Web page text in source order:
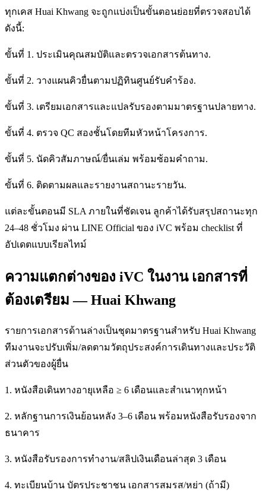
ทุกเคส Huai Khwang จะถูกแบ่งเป็นขั้นตอนย่อยที่ตรวจสอบได้
ดังนี้:
ขั้นที่ 1. ประเมินคุณสมบัติและตรวจเอกสารต้นทาง.
ขั้นที่ 2. วางแผนคิวยื่นตามปฏิทินศูนย์รับคำร้อง.
ขั้นที่ 3. เตรียมเอกสารและแปลรับรองตามมาตรฐานปลายทาง.
ขั้นที่ 4. ตรวจ QC สองชั้นโดยทีมหัวหน้าโครงการ.
ขั้นที่ 5. นัดคิวสัมภาษณ์/ยื่นเล่ม พร้อมซ้อมคำถาม.
ขั้นที่ 6. ติดตามผลและรายงานสถานะรายวัน.
แต่ละขั้นตอนมี SLA ภายในที่ชัดเจน ลูกค้าได้รับสรุปสถานะทุก
24–48 ชั่วโมง ผ่าน LINE Official ของ iVC พร้อม checklist ที่
อัปเดตแบบเรียลไทม์
ความแตกต่างของ iVC ในงาน เอกสารที่
ต้องเตรียม — Huai Khwang
รายการเอกสารด้านล่างเป็นชุดมาตรฐานสำหรับ Huai Khwang
ทีมงานจะปรับเพิ่ม/ลดตามวัตถุประสงค์การเดินทางและประวัติ
ส่วนตัวของผู้ยื่น
1. หนังสือเดินทางอายุเหลือ ≥ 6 เดือนและสำเนาทุกหน้า
2. หลักฐานการเงินย้อนหลัง 3–6 เดือน พร้อมหนังสือรับรองจาก
ธนาคาร
3. หนังสือรับรองการทำงาน/สลิปเงินเดือนล่าสุด 3 เดือน
4. ทะเบียนบ้าน บัตรประชาชน เอกสารสมรส/หย่า (ถ้ามี)